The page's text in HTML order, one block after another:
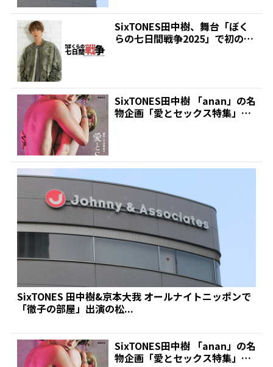
SixTONES田中樹、舞台「ぼく
らの七日間戦争2025」で初の単
SixTONES田中樹 「anan」の名
物企画「愛とセックス特集」
SixTONES 田中樹&京本大我 オールナイトニッポンで
「徹子の部屋」出演の松...
SixTONES田中樹 「anan」の名
物企画「愛とセックス特集」